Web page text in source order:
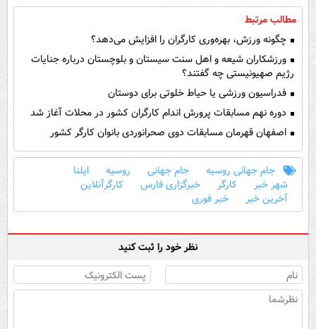
مطالب مرتبط
چگونه ورزش، بهره‌وری کارگران را افزایش می‌دهد؟
ورزشکاران شیعه و اهل سنت سیستان و بلوچستان درباره جنایات
رژیم صهیونیستی چه گفتند؟
فدراسیون ورزشی یا حیاط خلوتی برای دوستان
دوره نهم مسابقات پرورش اندام کارگران کشور در محلات آغاز شد
اصفهان قهرمان مسابقات دوی صحرانوردی بانوان کارگر کشور
جام جهانی روسیه جام جهانی روسیه
ایلنا
شهر خبر
کارگر خبرگزاری فارس
کارگرآنلاین
آخرین خبر
خبر فوری
نظر خود را ثبت کنید